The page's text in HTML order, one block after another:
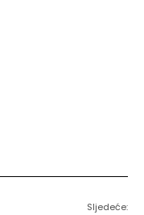
Sljedeće: